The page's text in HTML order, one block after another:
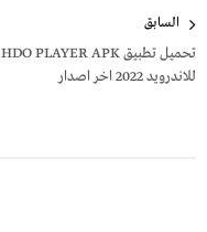
المقالات
السابق
تحميل تطبيق HDO PLAYER APK
للاندرويد 2022 اخر اصدار